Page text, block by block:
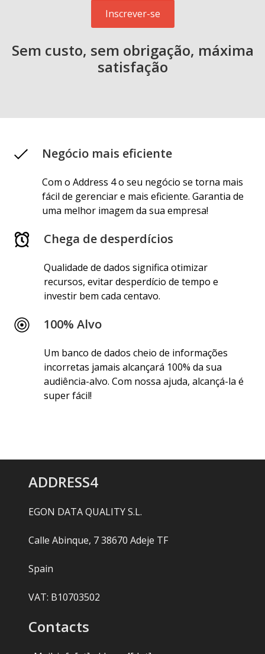
Inscrever-se
Sem custo, sem obrigação, máxima
satisfação
Negócio mais eficiente
Com o Address 4 o seu negócio se torna mais
fácil de gerenciar e mais eficiente. Garantia de
uma melhor imagem da sua empresa!
Chega de desperdícios
Qualidade de dados significa otimizar
recursos, evitar desperdício de tempo e
investir bem cada centavo.
100% Alvo
Um banco de dados cheio de informações
incorretas jamais alcançará 100% da sua
audiência-alvo. Com nossa ajuda, alcançá-la é
super fácil!
ADDRESS4
EGON DATA QUALITY S.L.
Calle Abinque, 7 38670 Adeje TF
Spain
VAT: B10703502
Contacts